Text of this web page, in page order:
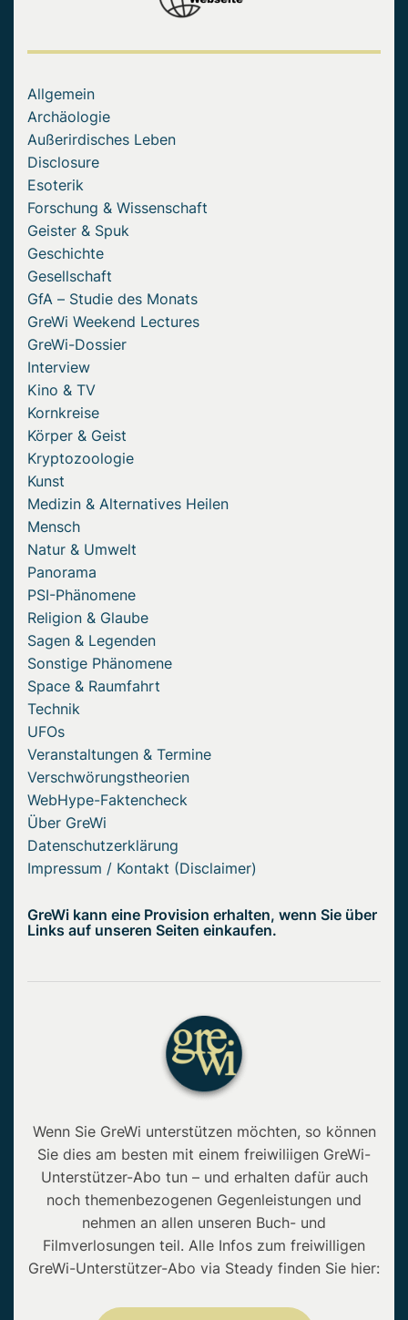
Allgemein
Archäologie
Außerirdisches Leben
Disclosure
Esoterik
Forschung & Wissenschaft
Geister & Spuk
Geschichte
Gesellschaft
GfA – Studie des Monats
GreWi Weekend Lectures
GreWi-Dossier
Interview
Kino & TV
Kornkreise
Körper & Geist
Kryptozoologie
Kunst
Medizin & Alternatives Heilen
Mensch
Natur & Umwelt
Panorama
PSI-Phänomene
Religion & Glaube
Sagen & Legenden
Sonstige Phänomene
Space & Raumfahrt
Technik
UFOs
Veranstaltungen & Termine
Verschwörungstheorien
WebHype-Faktencheck
Über GreWi
Datenschutzerklärung
Impressum / Kontakt (Disclaimer)
GreWi kann eine Provision erhalten, wenn Sie über
Links auf unseren Seiten einkaufen.
Wenn Sie GreWi unterstützen möchten, so können
Sie dies am besten mit einem freiwiliigen GreWi-
Unterstützer-Abo tun – und erhalten dafür auch
noch themenbezogenen Gegenleistungen und
nehmen an allen unseren Buch- und
Filmverlosungen teil. Alle Infos zum freiwilligen
GreWi-Unterstützer-Abo via Steady finden Sie hier: